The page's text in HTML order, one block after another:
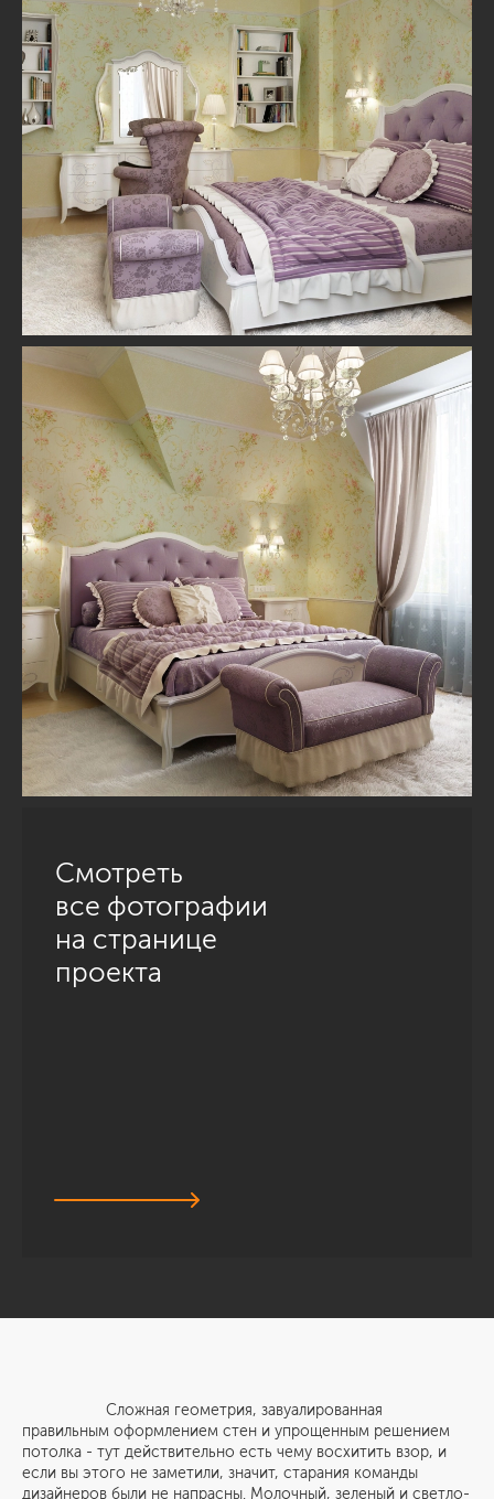
Смотреть
все фотографии
на странице
проекта
Сложная геометрия, завуалированная
правильным оформлением стен и упрощенным решением
потолка - тут действительно есть чему восхитить взор, и
если вы этого не заметили, значит, старания команды
дизайнеров были не напрасны. Молочный, зеленый и светло-